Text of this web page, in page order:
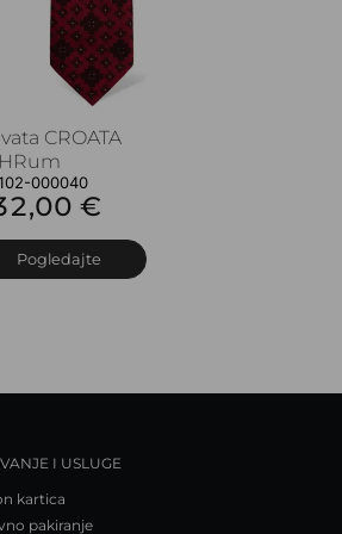
CROATA
000040
€
Pogledajte
I USLUGE
kartica
pakiranje